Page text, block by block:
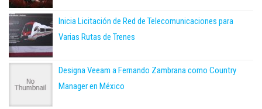
Inicia Licitación de Red de Telecomunicaciones para
Varias Rutas de Trenes
Designa Veeam a Fernando Zambrana como Country
Manager en México